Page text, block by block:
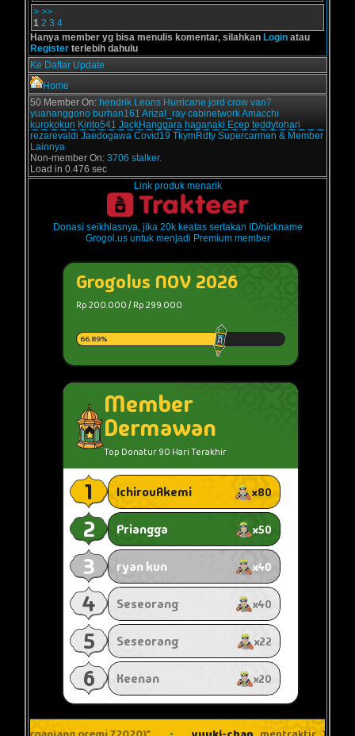
> >>
1 2 3 4
Hanya member yg bisa menulis komentar, silahkan Login atau
Register terlebih dahulu
Ke Daftar Update
Home
50 Member On: hendrik Leons Hurricane jord crow van7
yuananggono burhan161 Arizal_ray cabinetworkAmacchi
kurokokun Kirito541 JackHanggara haganaki Ecep teddytohari
rezarevaldi Jaedogawa Covid19 TkymRdty Supercarmen & Member
Lainnya
Non-member On: 3706 stalker.
Load in 0.476 sec
Link produk menarik
Donasi seikhlasnya, jika 20k keatas sertakan ID/nickname
Grogol.us untuk menjadi Premium member